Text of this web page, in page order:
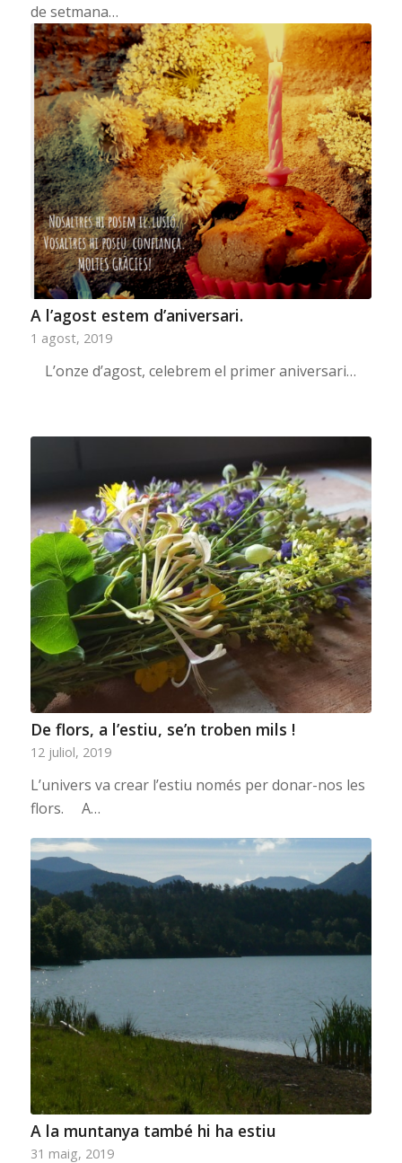
de setmana…
A l’agost estem d’aniversari.
1 agost, 2019
L’onze d’agost, celebrem el primer aniversari…
De flors, a l’estiu, se’n troben mils !
12 juliol, 2019
L’univers va crear l’estiu només per donar-nos les
flors. A…
A la muntanya també hi ha estiu
31 maig, 2019